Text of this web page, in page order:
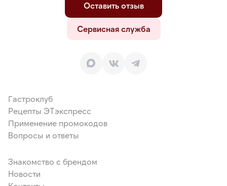
Оставить отзыв
Сервисная служба
Гастроклуб
Рецепты ЭТэкспресс
Применение промокодов
Вопросы и ответы
Знакомство с брендом
Новости